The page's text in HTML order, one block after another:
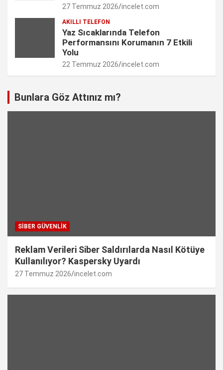
27 Temmuz 2026 incelet.com
AKILLI TELEFON
Yaz Sıcaklarında Telefon
Performansını Korumanın 7 Etkili
Yolu
22 Temmuz 2026 incelet.com
Bunlara Göz Attınız mı?
SIBER GÜVENLIK
Reklam Verileri Siber Saldırılarda Nasıl Kötüye
Kullanılıyor? Kaspersky Uyardı
27 Temmuz 2026 incelet.com